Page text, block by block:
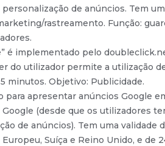
de anúncios. Tem
rastreamento. Função:
é implementado pelo
do utilizador permite a utilização
minutos. Objetivo: Publicidade.
para apresentar anúncios Google
(desde que os utilizadores
de anúncios). Tem uma validade
Suíça e Reino Unido, e de